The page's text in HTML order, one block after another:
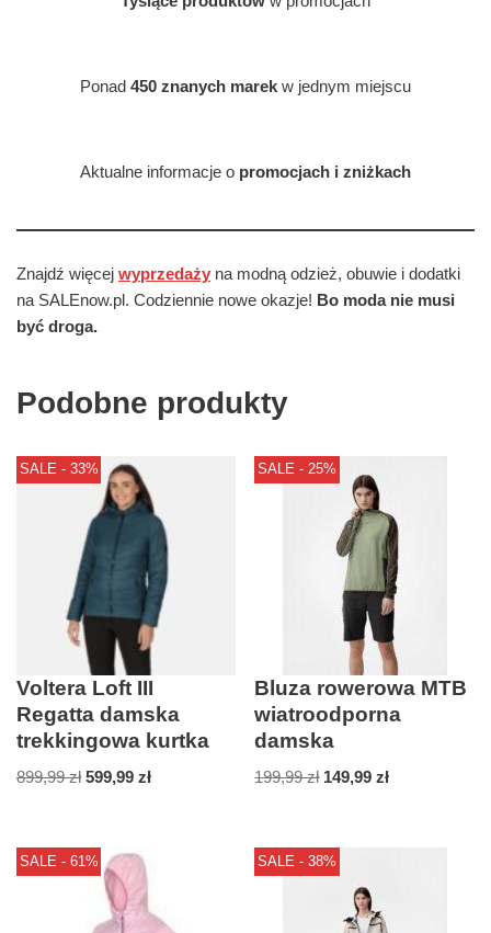
Ponad 450 znanych marek w jednym miejscu
Aktualne informacje o promocjach i zniżkach
Znajdź więcej wyprzedaży na modną odzież, obuwie i dodatki
na SALEnow.pl. Codziennie nowe okazje! Bo moda nie musi
być droga.
Podobne produkty
SALE - 33%
Voltera Loft III
Regatta damska
trekkingowa kurtka
899,99zł 599,99 zł
SALE - 25%
Bluza rowerowa MTB
wiatroodporna
damska
199,99zł 149,99zł
SALE - 61% SALE - 38%